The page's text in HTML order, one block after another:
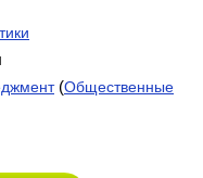
(Общественные